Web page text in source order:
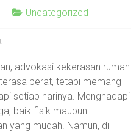
Uncategorized
advokasi kekerasan rumah
berat, tetapi memang
setiap harinya. Menghadapi
baik fisik maupun
yang mudah. Namun, di